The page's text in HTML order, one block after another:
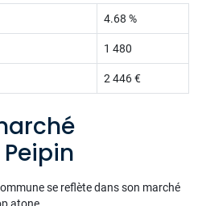
4.68 %
1 480
2 446 €
se reflète dans son marché